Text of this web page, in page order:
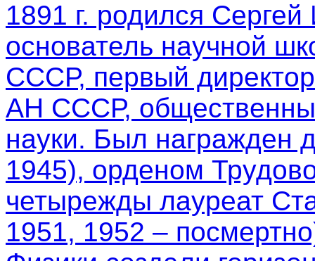
1891 г. родился
основатель научной
СССР, первый
АН СССР,
науки. Был награжден
1945), орденом
четырежды лауреат
1951, 1952 –